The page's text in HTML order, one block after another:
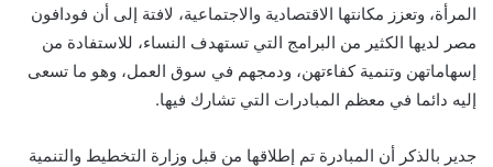
المرأة، وتعزز مكانتها الاقتصادية والاجتماعية، لافتة إلى أن فودافون
مصر لديها الكثير من البرامج التي تستهدف النساء، للاستفادة من
إسهاماتهن وتنمية كفاءتهن، ودمجهم في سوق العمل، وهو ما تسعى
إليه دائما في معظم المبادرات التي تشارك فيها.
جدير بالذكر أن المبادرة تم إطلاقها من قبل وزارة التخطيط والتنمية